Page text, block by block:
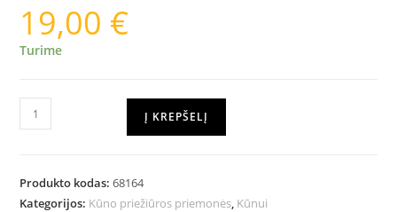
19,00 €
Turime
Į KREPŠELĮ
Produkto kodas:68164
Kategorijos: Kūno priežiūros priemonės, Kūnui